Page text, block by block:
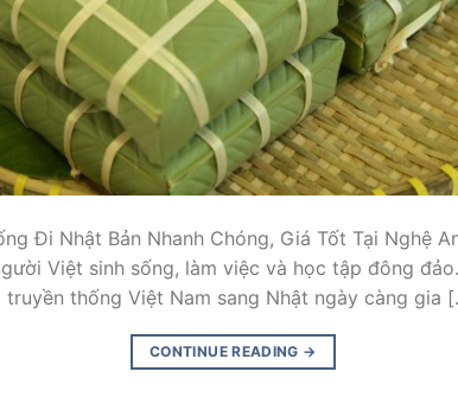
Đi Nhật Bản Nhanh Chóng, Giá Tốt Tại Nghệ
Việt sinh sống, làm việc và học tập đông
truyền thống Việt Nam sang Nhật ngày càng gia
CONTINUE READING →